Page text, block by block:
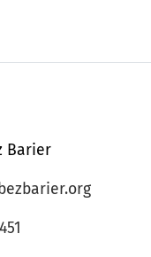
Barier